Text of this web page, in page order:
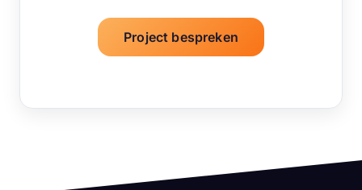
Project bespreken